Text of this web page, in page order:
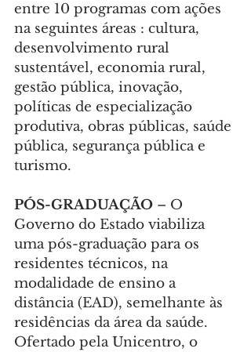
entre 10 programas com ações
na seguintes áreas : cultura,
desenvolvimento rural
sustentável, economia rural,
gestão pública, inovação,
políticas de especialização
produtiva, obras públicas, saúde
pública, segurança pública e
turismo.
PÓS-GRADUAÇÃO – O
Governo do Estado viabiliza
uma pós-graduação para os
residentes técnicos, na
modalidade de ensino a
distância (EAD), semelhante às
residências da área da saúde.
Ofertado pela Unicentro, o